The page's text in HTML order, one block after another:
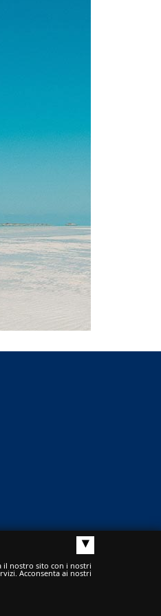
▴
il nostro sito con i nostri
Acconsenta ai nostri